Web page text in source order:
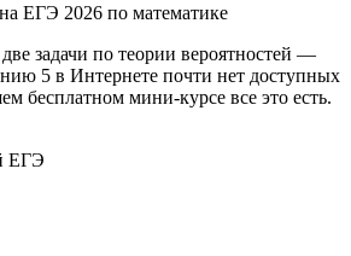
ЕГЭ 2026 по математике
задачи по теории вероятностей —
5 в Интернете почти нет доступных
бесплатном мини-курсе все это есть.
ЕГЭ